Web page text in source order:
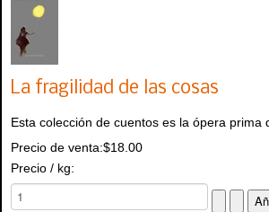
La fragilidad de las cosas
Esta colección de cuentos es la ópera prima
Precio de venta:$18.00
Precio / kg: